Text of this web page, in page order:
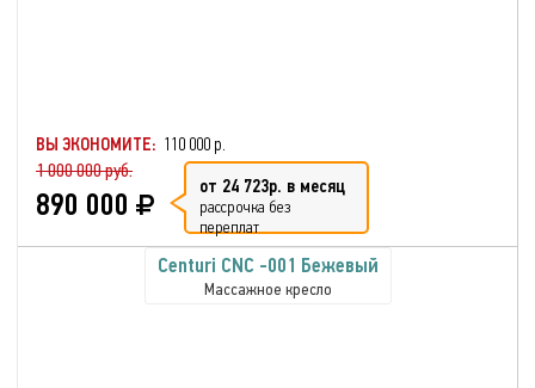
ВЫ ЭКОНОМИТЕ: 110 000 р.
1 000 000 руб.
890 000 от 24 723р. в месяц
рассрочка без
переплат
Centuri CNC -001 Бежевый
Массажное кресло